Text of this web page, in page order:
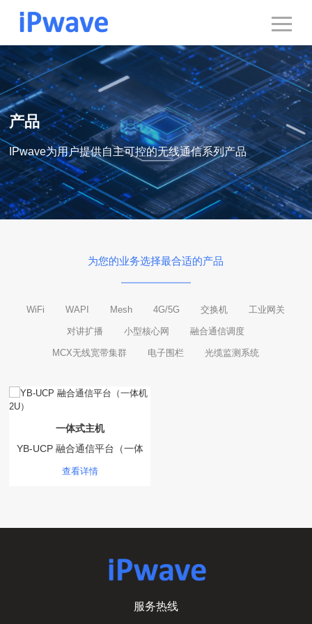
产品
IPwave为用户提供自主可控的无线通信系列产品
为您的业务选择最合适的产品
WiFi WAPI Mesh 4G/5G 交换机 工业网关
对讲扩播 小型核心网 融合通信调度
MCX无线宽带集群 电子围栏 光缆监测系统
一体式主机
YB-UCP 融合通信平台（一体
机2U）
查看详情
服务热线